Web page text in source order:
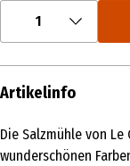
1
Artikelinfo
Die Salzmühle von
wunderschönen